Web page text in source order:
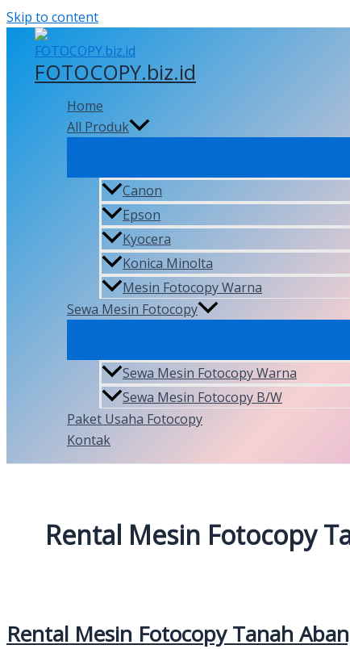
Skip to content
FOTOCOPY.biz.id
Home
All Produk
Canon
Epson
Kyocera
Konica Minolta
Mesin Fotocopy Warna
Sewa Mesin Fotocopy
Sewa Mesin Fotocopy Warna
Sewa Mesin Fotocopy B/W
Paket Usaha Fotocopy
Kontak
Rental Mesin Fotocopy
Rental Mesin Fotocopy Tanah